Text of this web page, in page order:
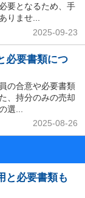
要となるため、手
りませ...
2025-09-23
必要書類につ
の合意や必要書類
、持分のみの売却
選...
2025-08-26
と必要書類も